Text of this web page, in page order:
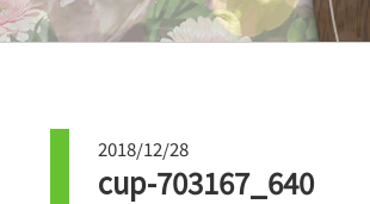
2018/12/28
cup-703167_640